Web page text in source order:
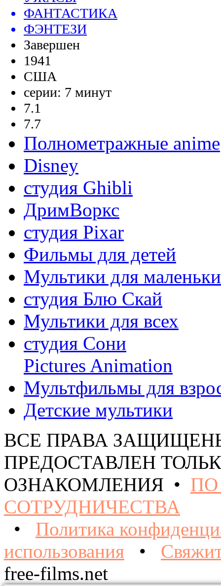
ФАНТАСТИКА
ФЭНТЕЗИ
Завершен
1941
США
серии: 7 минут
7.1
7.7
Полнометражные anime
Disney
студия Ghibli
ДримВоркс
студия Pixar
Фильмы для детей
Мультики для
студия Блю Скай
Мультики для всех
студия Сони
Pictures Animation
Мультфильмы для
Детские мультики
ВСЕ ПРАВА
ПРЕДОСТАВЛЕН
ОЗНАКОМЛЕНИЯ •
СОТРУДНИЧЕСТВА
• Политика
использования •
free-films.net